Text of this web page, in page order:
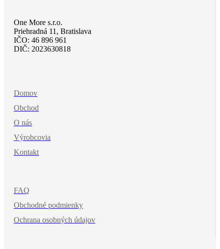
One More s.r.o.
Priehradná 11, Bratislava
IČO: 46 896 961
DIČ: 2023630818
Domov
Obchod
O nás
Výrobcovia
Kontakt
FAQ
Obchodné podmienky
Ochrana osobných údajov